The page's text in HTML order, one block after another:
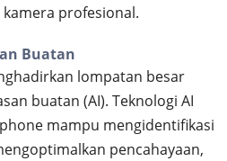
profesional.
Buatan
lompatan besar
buatan (AI). Teknologi AI
mampu mengidentifikasi
pencahayaan,